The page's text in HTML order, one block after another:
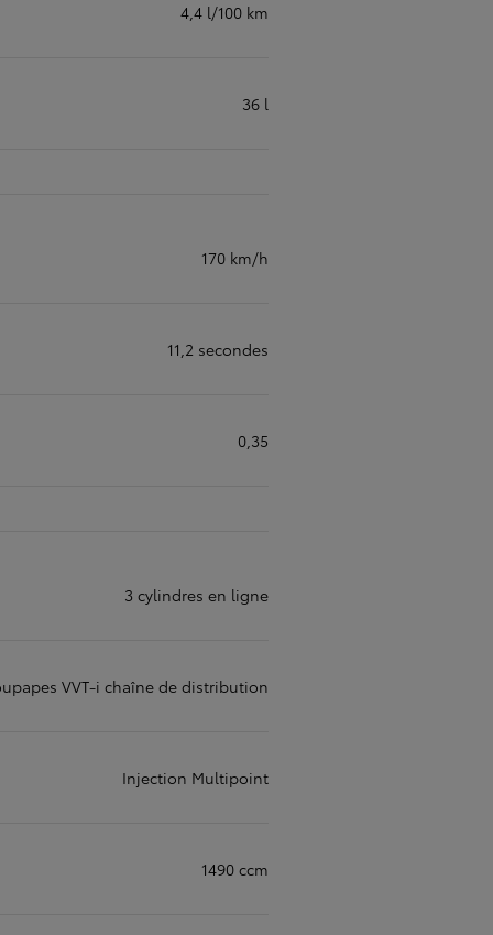
4,4 l/100 km
36 l
170 km/h
11,2 secondes
0,35
3 cylindres en ligne
VVT-i chaîne de distribution
Injection Multipoint
1490 ccm